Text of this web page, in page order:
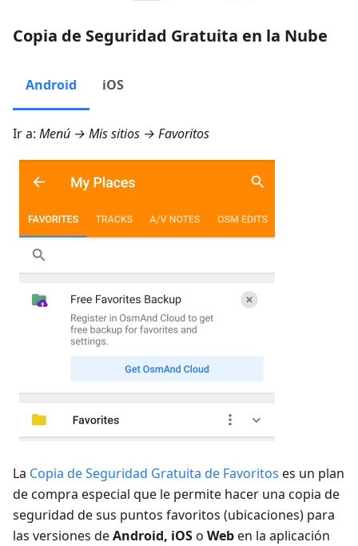
Copia de Seguridad Gratuita en la Nube
Android iOS
Ir a: Menú → Mis sitios → Favoritos
La Copia de Seguridad Gratuita de Favoritos es un plan
de compra especial que le permite hacer una copia de
seguridad de sus puntos favoritos (ubicaciones) para
las versiones deAndroid, iOSo Weben la aplicación